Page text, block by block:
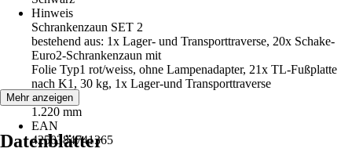
Hinweis
Schrankenzaun SET 2
bestehend aus: 1x Lager- und Transporttraverse, 20x Schake-
Euro2-Schrankenzaun mit
Folie Typ1 rot/weiss, ohne Lampenadapter, 21x TL-Fußplatte
nach K1, 30 kg, 1x Lager-und Transporttraverse
Breite
1.220 mm
EAN
4250384741365
Mehr anzeigen
Datenblätter